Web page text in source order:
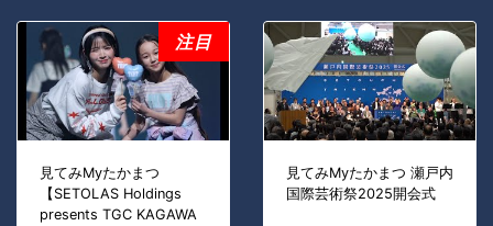
見てみMyたかまつ
【SETOLAS Holdings
presents TGC KAGAWA
注目
見てみMyたかまつ 瀬戸内
国際芸術祭2025開会式